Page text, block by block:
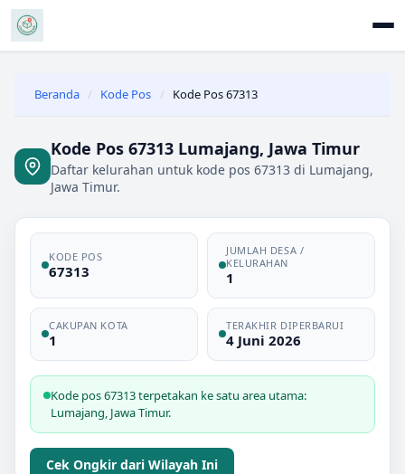
Beranda / Kode Pos / Kode Pos 67313
Kode Pos 67313 Lumajang, Jawa Timur
Daftar kelurahan untuk kode pos 67313 di Lumajang,
Jawa Timur.
KODE POS
67313
JUMLAH DESA /
KELURAHAN
1
CAKUPAN KOTA
1
TERAKHIR DIPERBARUI
4 Juni 2026
Kode pos 67313 terpetakan ke satu area utama:
Lumajang, Jawa Timur.
Cek Ongkir dari Wilayah Ini